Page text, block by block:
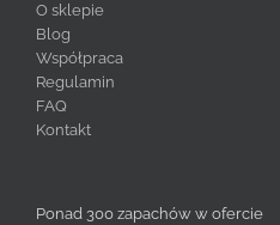
O sklepie
Blog
Współpraca
Regulamin
FAQ
Kontakt
Ponad 300 zapachów w ofercie